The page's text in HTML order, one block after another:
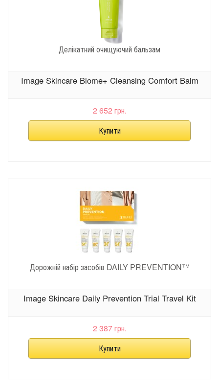
Делікатний очищуючий бальзам
Image Skincare Biome+ Cleansing Comfort Balm
2 652 грн.
Дорожній набір засобів DAILY PREVENTION™
Image Skincare Daily Prevention Trial Travel Kit
2 387 грн.